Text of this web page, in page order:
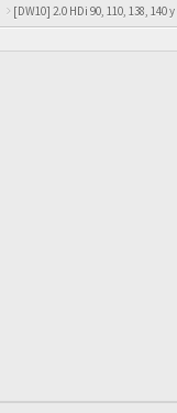
[DW10] 2.0 HDi 90, 110, 138, 140